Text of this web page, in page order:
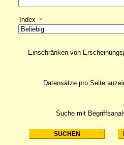
Index
Suche mit
Einschränken von
Datensätze pro Seite